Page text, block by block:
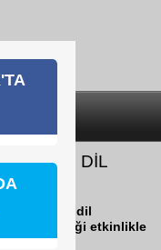
DİL
İLGİ
yabancı dil
düzenlediği etkinlikle